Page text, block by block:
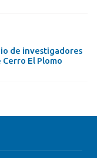
de investigadores
El Plomo